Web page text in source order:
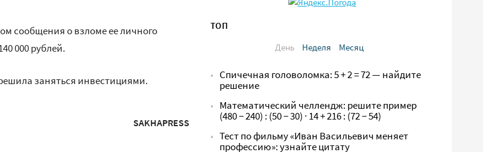
сообщения о взломе ее личного
000 рублей.
заняться инвестициями.
SAKHAPRESS
ТОП
День
Неделя Месяц
Спичечная головоломка: 5 + 2 = 72 — найдите
решение
Математический челлендж: решите пример
(480 − 240) : (50 − 30) · 14 + 216 : (72 − 54)
Тест по фильму «Иван Васильевич меняет
профессию»: узнайте цитату